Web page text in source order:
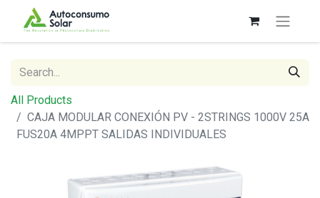
All Products
CAJA MODULAR CONEXIÓN PV - 2STRINGS 1000V 25A
FUS20A 4MPPT SALIDAS INDIVIDUALES